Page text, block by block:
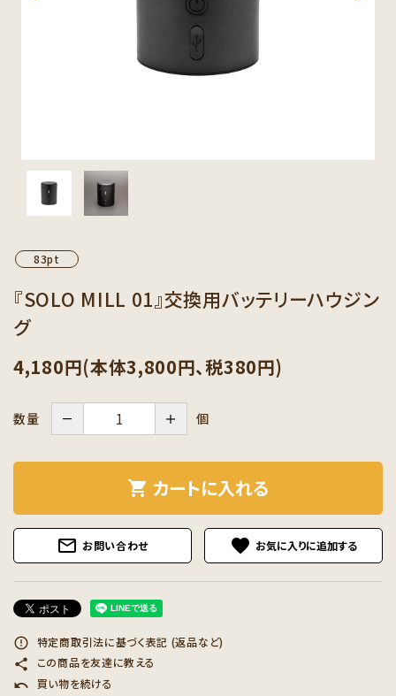
インフォメーション
83pt
『SOLO MILL 01』交換用バッテリーハウジン
グ
4,180円(本体3,800円、税380円)
数量 － ＋ 個
shopping_cart カートに入れる
mail_outline お問い合わせ favorite
error_outline 特定商取引法に基づく表記 (返品など)
share この商品を友達に教える
undo 買い物を続ける